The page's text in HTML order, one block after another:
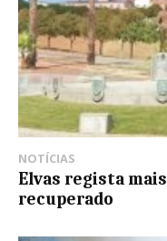
NOTÍCIAS
Elvas regista mais
recuperado